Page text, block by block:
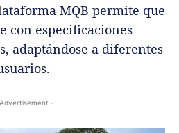
MQB permite que
con especificaciones
adaptándose a diferentes
-